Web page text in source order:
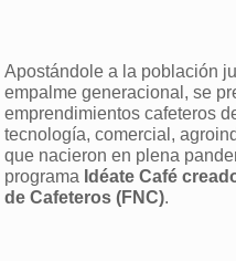
Apostándole a la población
empalme generacional, se
emprendimientos cafeteros
tecnología, comercial,
que nacieron en plena
programa Idéate Café
de Cafeteros (FNC).